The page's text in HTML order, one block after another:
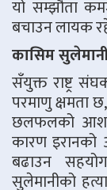
यो सम्झौता
बचाउन लायक
कासिम
सँयुक्त राष्ट्र
परमाणु क्षमता
छलफलको आशा
कारण
बढाउन
सुलेमानीको